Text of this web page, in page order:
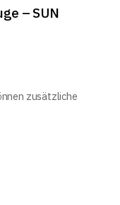
– SUN
zusätzliche